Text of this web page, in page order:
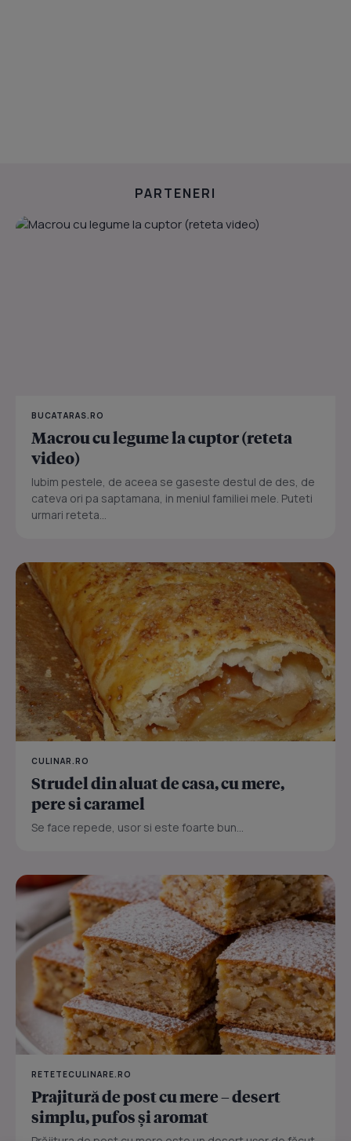
PARTENERI
BUCATARAS.RO
Macrou cu legume la cuptor (reteta
video)
Iubim pestele, de aceea se gaseste destul de des, de
cateva ori pa saptamana, in meniul familiei mele. Puteti
urmari reteta...
CULINAR.RO
Strudel din aluat de casa, cu mere,
pere si caramel
Se face repede, usor si este foarte bun...
RETETECULINARE.RO
Prajitură de post cu mere – desert
simplu, pufos și aromat